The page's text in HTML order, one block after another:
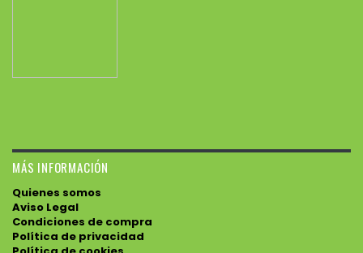
MÁS INFORMACIÓN
Quienes somos
Aviso Legal
Condiciones de compra
Política de privacidad